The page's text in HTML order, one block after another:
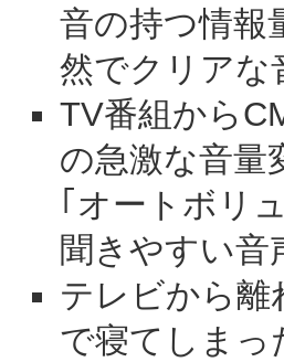
音の持つ情報
然でクリアな
TV番組から
の急激な音量
｢オートボリ
聞きやすい音
テレビから離
で寝てしまっ